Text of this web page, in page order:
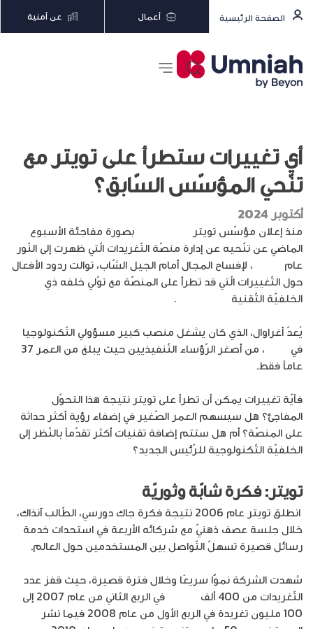
الصفحة الرئيسية أعمال عن أمنية
أي تغييرات ستطرأ على تويتر مع
تنّحي المؤسّس السّابق؟
أكتوبر 2024
منذ إعلان مؤسّس تويتر
بصورة مفاجئة الأسبوع
الماضي عن تنّحيه عن إدارة منصّة التّغريدات الّتي ظهرت إلى النّور
عام
، لإفساح المجال أمام الجيل الشّاب، توالت ردود الأفعال
حول التّغييرات الّتي قد تطرأ على المنصّة مع توّلي خلفه ذي
الخلفيّة التّقنية
.
يُعدّ أغراوال، الذي كان يشغل منصب كبير مسؤولي التّكنولوجيا
في
، من أصغر الرّؤساء التّنفيذيين حيث يبلغ من العمر 37
عاماً فقط.
فأيّة تغييرات يمكن أن تطرأ على تويتر نتيجة هذا التحوّل
المفاجئ؟ هل سيسهم العمر الصّغير في إضفاء رؤية أكثر حداثة
على المنصّة؟ أم هل ستتم إضافة تقنيات أكثر تقدّماً بالنّظر إلى
الخلفيّة التّكنولوجية للرّئيس الجديد؟
تويتر: فكرة شابّة وثوريّة
انطلق تويتر عام 2006 نتيجة فكرة جاك دورسي، الطّالب آنذاك،
خلال جلسة عصف ذهنيّ مع شركائه الأربعة في استحداث خدمة
رسائل قصيرة تسهلّ التّواصل بين المستخدمين حول العالم.
شهدت الشركة نموًّا سريعًا وخلال فترة قصيرة، حيث قفز عدد
التّغريدات من 400 ألف
في الربع الثاني من عام 2007 إلى
100 مليون تغريدة في الربع الأول من عام 2008 فيما نشر